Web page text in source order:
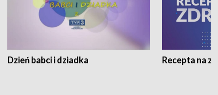
Dzień babci i dziadka Recepta na